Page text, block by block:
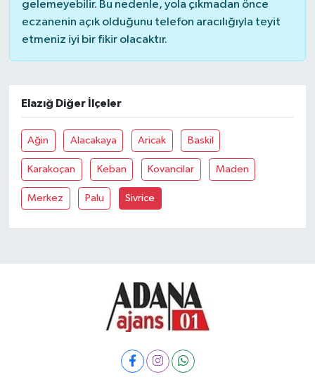
gelemeyebilir. Bu nedenle, yola çıkmadan önce
eczanenin açık olduğunu telefon aracılığıyla teyit
etmeniz iyi bir fikir olacaktır.
Elazığ Diğer İlçeler
Ağin Alacakaya Aricak Baskil
Karakoçan Keban Kovancilar Maden
Merkez Palu Sivrice